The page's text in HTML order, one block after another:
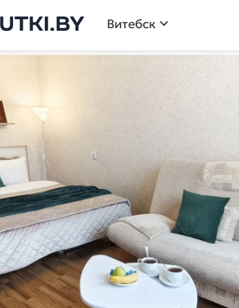
Витебск expand_more